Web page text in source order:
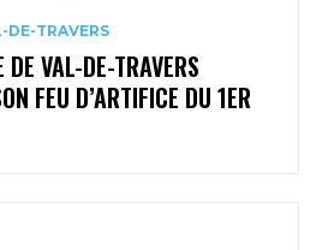
DE-TRAVERS
VAL-DE-TRAVERS
FEU D’ARTIFICE DU 1ER